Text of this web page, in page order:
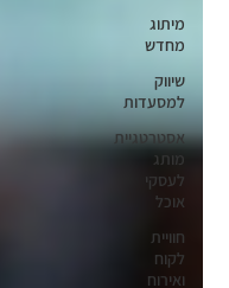
מיתוג
מחדש
שיווק
למסעדות
אסטרטגיית
מותג
לעסקי
אוכל
חוויית
לקוח
ואירוח